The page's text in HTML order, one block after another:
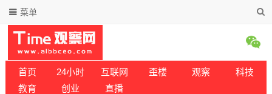
菜单
首页 24小时 互联网 歪楼 观察
科技
教育
创业 直播